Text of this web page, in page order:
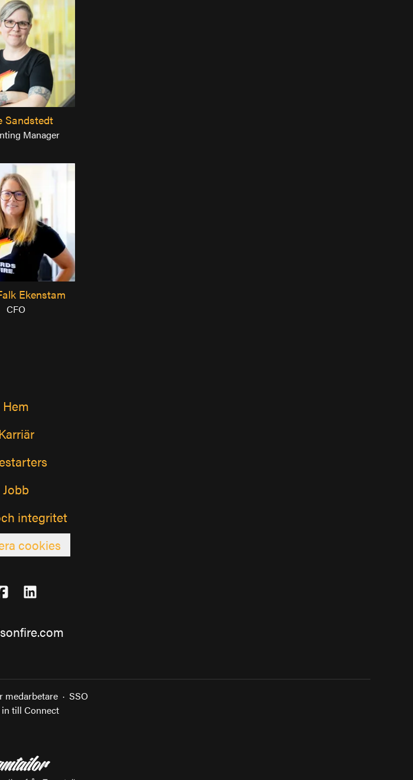
Sandstedt
Manager
Ekenstam
CFO
Hem
Karriär
Jobb
integritet
cookies
medarbetare · SSO
till Connect